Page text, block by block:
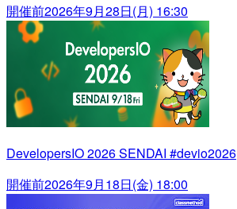
開催前2026年9月28日(月) 16:30
DevelopersIO 2026 SENDAI #devio2026
開催前2026年9月18日(金) 18:00